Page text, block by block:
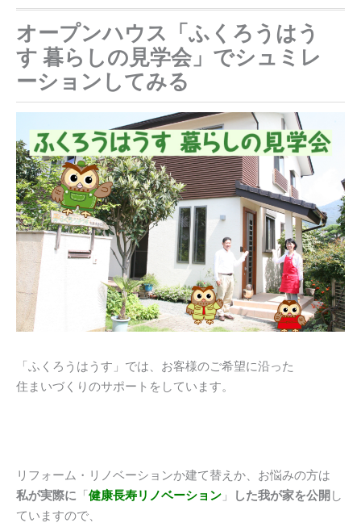
オープンハウス「ふくろうはう
す 暮らしの見学会」でシュミレ
ーションしてみる
「ふくろうはうす」では、お客様のご希望に沿った
住まいづくりのサポートをしています。
リフォーム・リノベーションか建て替えか、お悩みの方は
私が実際に 「健康長寿リノベーション 」 した我が家を公開 し
ていますので、